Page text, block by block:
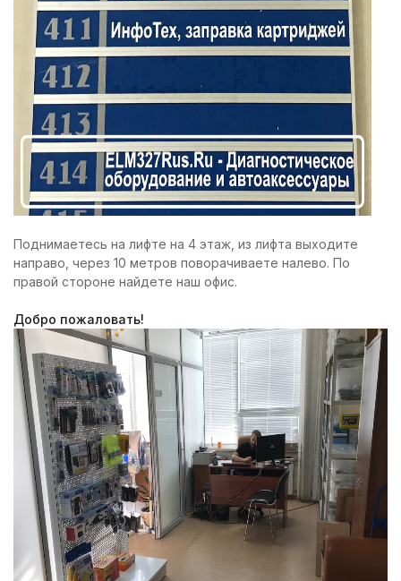
Поднимаетесь на лифте на 4 этаж, из лифта выходите
направо, через 10 метров поворачиваете налево. По
правой стороне найдете наш офис.
Добро пожаловать!